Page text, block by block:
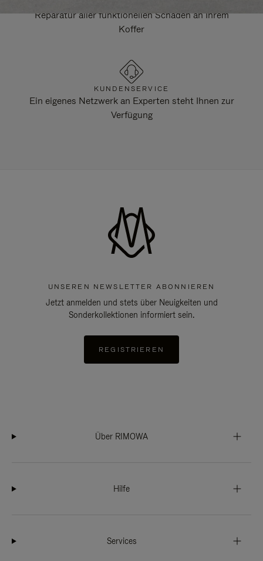
Reparatur aller funktionellen Schäden an Ihrem
Koffer
KUNDENSERVICE
Ein eigenes Netzwerk an Experten steht Ihnen zur
Verfügung
UNSEREN NEWSLETTER ABONNIEREN
Jetzt anmelden und stets über Neuigkeiten und
Sonderkollektionen informiert sein.
REGISTRIEREN
Über RIMOWA
Hilfe
Services